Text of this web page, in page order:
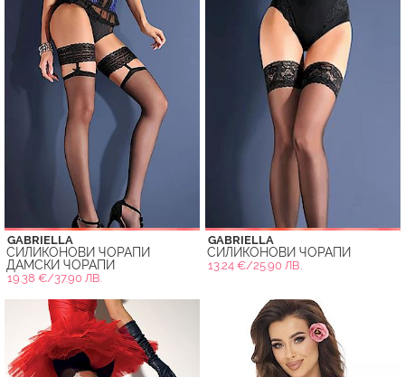
GABRIELLA
СИЛИКОНОВИ ЧОРАПИ
ДАМСКИ ЧОРАПИ
19.38 €/37.90 ЛВ.
GABRIELLA
СИЛИКОНОВИ ЧОРАПИ
13.24 €/25.90 ЛВ.